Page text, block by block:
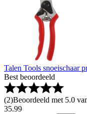
Talen Tools snoeischaar
Best beoordeeld
(2)Beoordeeld met 5.0
35.99